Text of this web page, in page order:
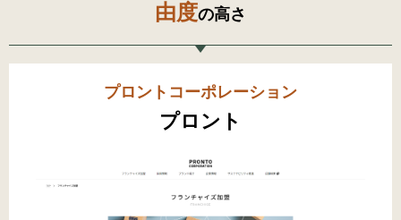
由度の高さ
プロントコーポレーション
プロント